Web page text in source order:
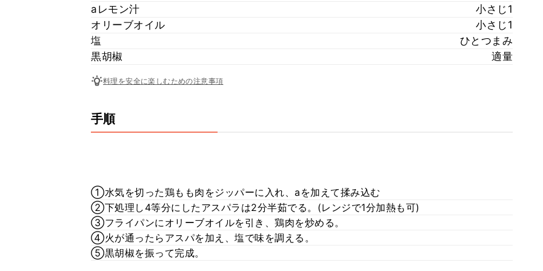
aレモン汁
小さじ1
オリーブオイル
小さじ1
塩
ひとつまみ
黒胡椒
適量
料理を安全に楽しむための注意事項
手順
①水気を切った鶏もも肉をジッパーに入れ、aを加えて揉み込む
②下処理し4等分にしたアスパラは2分半茹でる。(レンジで1分加熱も可)
③フライパンにオリーブオイルを引き、鶏肉を炒める。
④火が通ったらアスパを加え、塩で味を調える。
⑤黒胡椒を振って完成。